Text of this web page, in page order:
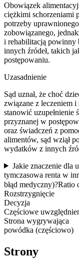
Obowiązek
ciężkimi schorzeniami
potrzeby
zobowiązanego,
i rehabilitacją powinny
innych źródeł, takich
postępowaniu.
Uzasadnienie
Sąd uznał, że choć
związane z leczeniem
stanowić uzupełnienie
przyznanej w
oraz świadczeń z
alimentów, sąd wziął
wydatków z innych
Jakie znaczenie dla
tymczasowa renta w
błąd medyczny)?Ratio
Rozstrzygnięcie
Decyzja
Częściowe
Strona wygrywająca
powódka (częściowo)
Strony